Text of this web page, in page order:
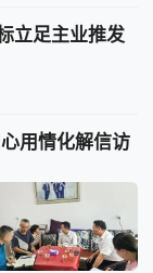
立足主业推发
用情化解信访